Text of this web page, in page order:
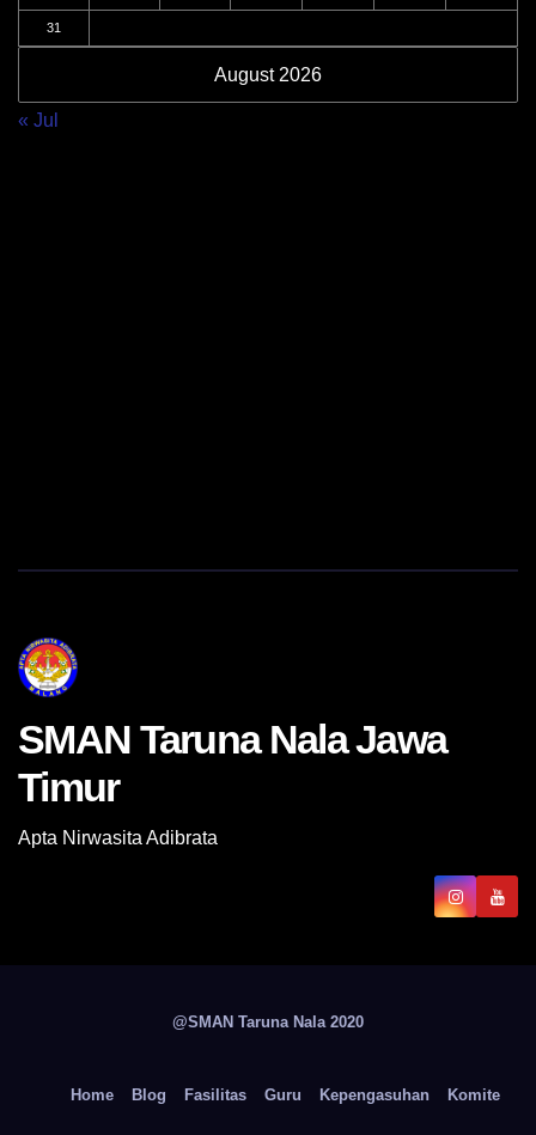
August 2026
31
« Jul
SMAN Taruna Nala Jawa
Timur
Apta Nirwasita Adibrata
@SMAN Taruna Nala 2020
Home Blog Fasilitas Guru Kepengasuhan Komite